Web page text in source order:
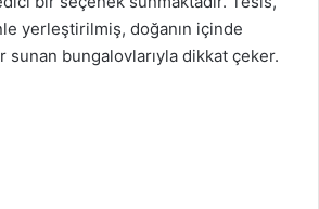
yerleştirilmiş, doğanın içinde
bungalovlarıyla dikkat çeker.